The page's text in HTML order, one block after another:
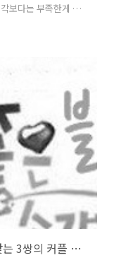
보다는 부족한게 많
나름 보람있게 현
어 감사하다는 말
지무지... "고맙고 감
트등을 구경만 했
의 좋은 사진들을 감
봄날 동물원에..
[추천릴레이] 두배의 행복과 즐거움을 찾는 3쌍의 커플 블로거를 소개합니다.